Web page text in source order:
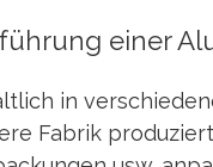
einer
in
Fabrik